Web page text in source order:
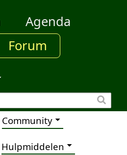
Agenda
Forum
Community
Hulpmiddelen